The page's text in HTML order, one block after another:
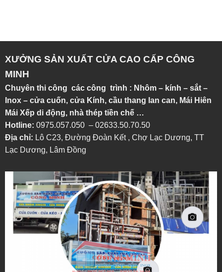
XƯỞNG SẢN XUẤT CỬA CAO CẤP CÔNG
MINH
Chuyên thi công các công trình : Nhôm – kính – sắt –
Inox – cửa cuốn, cửa Kính, cầu thang lan can, Mái Hiên
Mái Xếp di động, nhà thép tiền chế …
Hotline: 0975.057.050 – 02633.50.70.50
Địa chỉ: Lô C23, Đường Đoàn Kết , Chợ Lạc Dương, TT
Lạc Dương, Lâm Đồng